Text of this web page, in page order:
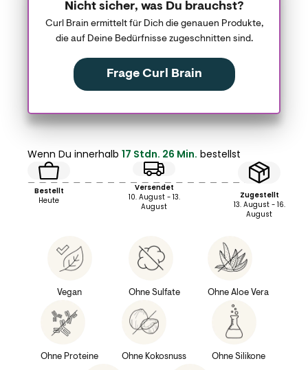
Nicht sicher, was Du brauchst?
Curl Brain ermittelt für Dich die genauen Produkte,
die auf Deine Bedürfnisse zugeschnitten sind.
Frage Curl Brain
Wenn Du innerhalb 17 Stdn. 26 Min. bestellst
Bestellt
Heute
Versendet
10. August - 13.
August
Zugestellt
13. August - 16.
August
Vegan Ohne Sulfate Ohne Aloe Vera
Ohne Proteine Ohne Kokosnuss Ohne Silikone